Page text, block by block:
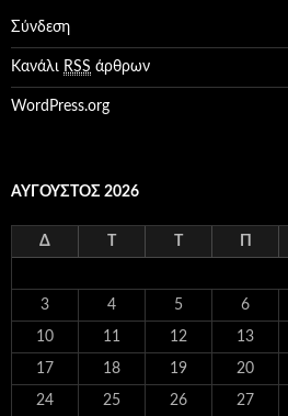
ί
ε
ς
Σύνδεση
Κανάλι RSS άρθρων
WordPress.org
ΑΎΓΟΥΣΤΟΣ 2026
Δ Τ Τ Π
3 4 5 6
10 11 12 13
17 18 19 20
24 25 26 27